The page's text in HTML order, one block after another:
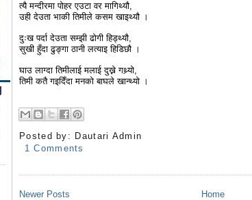
त्यै मन्दीरमा पोहर एउटा वर मागिथ्यौ,
उही देउता भाकी तिमीले कसम खाइथ्यौ ।
दुःख पर्दा देउता सम्झी ढोगी हिड्थ्यौ,
सुखी हुँदा ढुङ्गा ठानी लत्याइ हिडिछौ ।
घाउ लाग्दा तिमीलाई मलाई दुख्ने गथ्र्यो,
तिमी कतै गइदिँदा मनको बाघले खान्थ्यो ।
Posted by: Dautari Admin
1 Comments
Newer Posts Home